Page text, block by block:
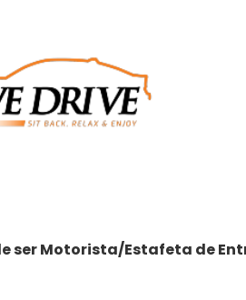
ser Motorista/Estafeta de